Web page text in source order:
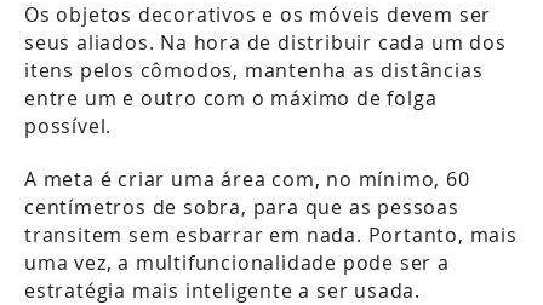
Os objetos decorativos e os móveis devem ser
seus aliados. Na hora de distribuir cada um dos
itens pelos cômodos, mantenha as distâncias
entre um e outro com o máximo de folga
possível.
A meta é criar uma área com, no mínimo, 60
centímetros de sobra, para que as pessoas
transitem sem esbarrar em nada. Portanto, mais
uma vez, a multifuncionalidade pode ser a
estratégia mais inteligente a ser usada.